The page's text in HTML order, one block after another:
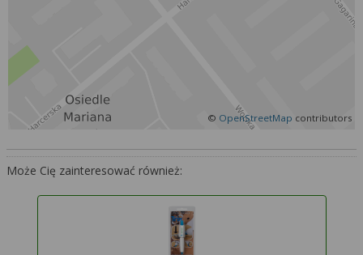
© OpenStreetMap contributors
Może Cię zainteresować również:
Więcej informacji na temat wykorzystywania
znajdziesz w